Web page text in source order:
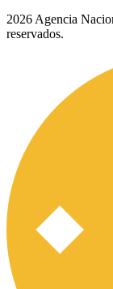
2026 Agencia
reservados.